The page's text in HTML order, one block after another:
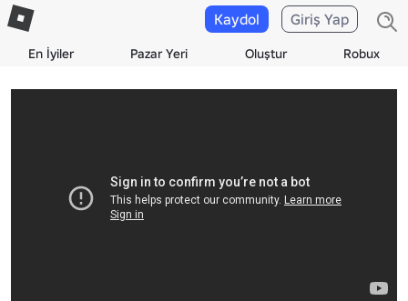
En İyiler Pazar Yeri Oluştur Robux
Kaydol Giriş Yap